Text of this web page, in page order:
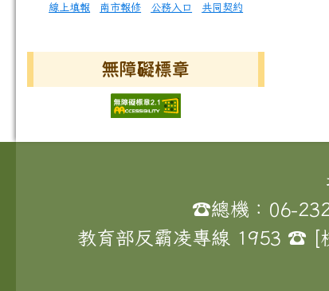
線上填報 南市報修 公務入口 共同契約
無障礙標章
☎總機：06-
教育部反霸凌專線 1953 ☎ [